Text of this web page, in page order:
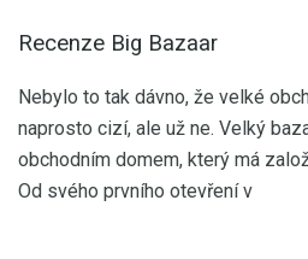
Recenze Big Bazaar
Nebylo to tak dávno, že velké
naprosto cizí, ale už ne. Velký
obchodním domem, který má
Od svého prvního otevření v